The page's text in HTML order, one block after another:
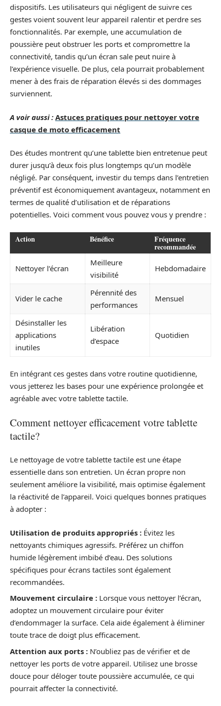
dispositifs. Les utilisateurs qui négligent de suivre ces
gestes voient souvent leur appareil ralentir et perdre ses
fonctionnalités. Par exemple, une accumulation de
poussière peut obstruer les ports et compromettre la
connectivité, tandis qu’un écran sale peut nuire à
l’expérience visuelle. De plus, cela pourrait probablement
mener à des frais de réparation élevés si des dommages
surviennent.
A voir aussi : Astuces pratiques pour nettoyer votre
casque de moto efficacement
Des études montrent qu’une tablette bien entretenue peut
durer jusqu’à deux fois plus longtemps qu’un modèle
négligé. Par conséquent, investir du temps dans l’entretien
préventif est économiquement avantageux, notamment en
termes de qualité d’utilisation et de réparations
potentielles. Voici comment vous pouvez vous y prendre :
Action Bénéfice Fréquence
recommandée
Nettoyer l’écran
Meilleure
visibilité
Hebdomadaire
Vider le cache
Pérennité des
performances
Mensuel
Désinstaller les
applications
inutiles
Libération
d’espace
Quotidien
En intégrant ces gestes dans votre routine quotidienne,
vous jetterez les bases pour une expérience prolongée et
agréable avec votre tablette tactile.
Comment nettoyer efficacement votre tablette
tactile?
Le nettoyage de votre tablette tactile est une étape
essentielle dans son entretien. Un écran propre non
seulement améliore la visibilité, mais optimise également
la réactivité de l’appareil. Voici quelques bonnes pratiques
à adopter :
Utilisation de produits appropriés : Évitez les
nettoyants chimiques agressifs. Préférez un chiffon
humide légèrement imbibé d’eau. Des solutions
spécifiques pour écrans tactiles sont également
recommandées.
Mouvement circulaire : Lorsque vous nettoyer l’écran,
adoptez un mouvement circulaire pour éviter
d’endommager la surface. Cela aide également à éliminer
toute trace de doigt plus efficacement.
Attention aux ports : N’oubliez pas de vérifier et de
nettoyer les ports de votre appareil. Utilisez une brosse
douce pour déloger toute poussière accumulée, ce qui
pourrait affecter la connectivité.